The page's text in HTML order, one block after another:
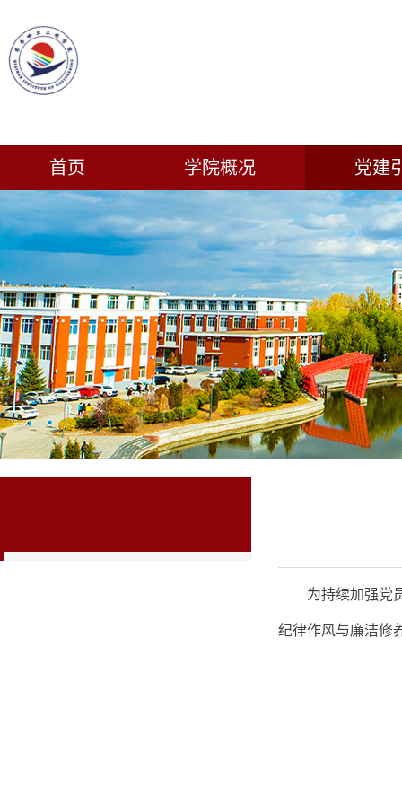
首页 学院概况 党建
为持续加强党
纪律作风与廉洁修